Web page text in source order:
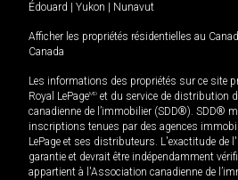
Édouard
Yukon Nunavut
Afficher les propriétés résidentielles au
Canada
Les informations des propriétés sur ce site
Royal LePageMD et du service de distribution
canadienne de l’immobilier (SDD®). SDD®
inscriptions tenues par des agences
LePage et ses distributeurs. L'exactitude de
garantie et devrait être indépendamment
appartient à l'Association canadienne de